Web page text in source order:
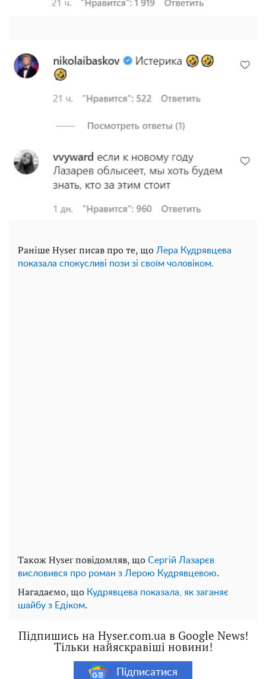
Раніше Hyser писав про те, що Лера Кудрявцева
показала спокусливі пози зі своїм чоловіком.
Також Hyser повідомляв, що Сергій Лазарєв
висловився про роман з Лерою Кудрявцевою.
Нагадаємо, що Кудрявцева показала, як заганяє
шайбу з Едіком.
Підпишись на Hyser.com.ua в Google News!
Тільки найяскравіші новини!
Підписатися